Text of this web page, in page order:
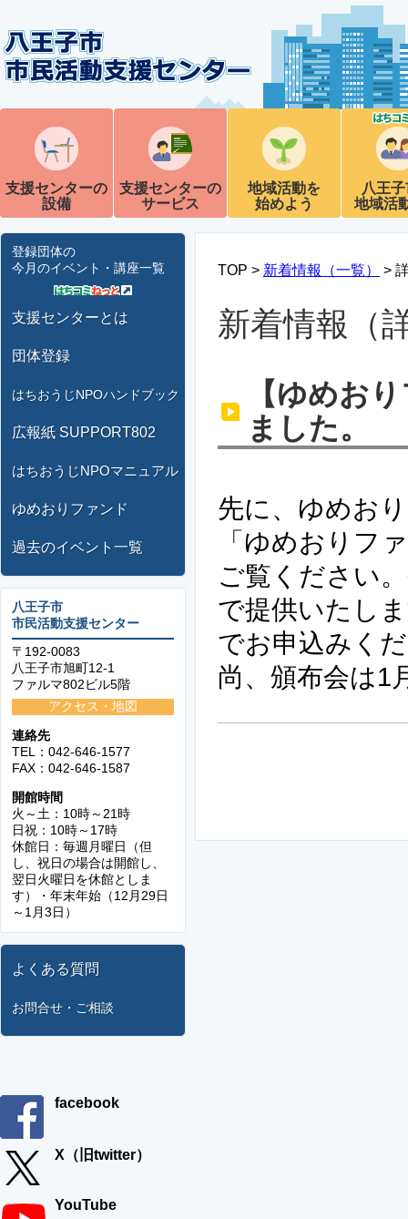
支援センターの
設備
支援センターの
サービス
地域活動を
始めよう
八王
地域活
登録団体の
今月のイベント・講座一覧
支援センターとは
団体登録
はちおうじNPOハンドブック
広報紙 SUPPORT802
はちおうじNPOマニュアル
ゆめおりファンド
過去のイベント一覧
八王子市
市民活動支援センター
〒192-0083
八王子市旭町12-1
ファルマ802ビル5階
アクセス・地図
連絡先
TEL：042-646-1577
FAX：042-646-1587
開館時間
火～土：10時～21時
日祝：10時～17時
休館日：毎週月曜日（但
し、祝日の場合は開館し、
翌日火曜日を休館としま
す）・年末年始（12月29日
～1月3日）
よくある質問
お問合せ・ご相談
facebook
X（旧twitter）
YouTube
TOP > 新着情報（一覧） >
新着情報（
【ゆめお
ました。
先に、ゆめお
「ゆめおりフ
ご覧ください
で提供いたし
でお申込みく
尚、頒布会は1